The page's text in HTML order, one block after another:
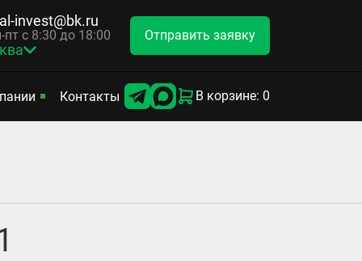
invest@bk.ru
пт с 8:30 до 18:00 Отправить заявку
Контакты В корзине: 0